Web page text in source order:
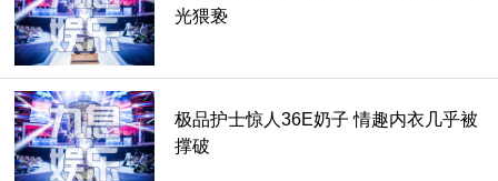
▲13岁的年轻冲浪冠军杰克瑞德森在海上遭遇海豚撞击，所
▲还有冲浪客曾在海上被鲨鱼撞倒
海豚精准击中少年的冲浪板，还把浪板撞破了洞，不过遇上海
光猥亵
极品护士惊人36E奶子 情趣内衣几乎被
撑破